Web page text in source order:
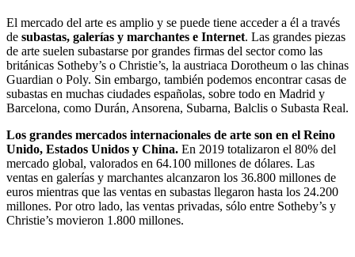
El mercado del arte es amplio y se puede tiene acceder a él a través
de subastas, galerías y marchantes e Internet. Las grandes piezas
de arte suelen subastarse por grandes firmas del sector como las
británicas Sotheby’s o Christie’s, la austriaca Dorotheum o las chinas
Guardian o Poly. Sin embargo, también podemos encontrar casas de
subastas en muchas ciudades españolas, sobre todo en Madrid y
Barcelona, como Durán, Ansorena, Subarna, Balclis o Subasta Real.
Los grandes mercados internacionales de arte son en el Reino
Unido, Estados Unidos y China. En 2019 totalizaron el 80% del
mercado global, valorados en 64.100 millones de dólares. Las
ventas en galerías y marchantes alcanzaron los 36.800 millones de
euros mientras que las ventas en subastas llegaron hasta los 24.200
millones. Por otro lado, las ventas privadas, sólo entre Sotheby’s y
Christie’s movieron 1.800 millones.